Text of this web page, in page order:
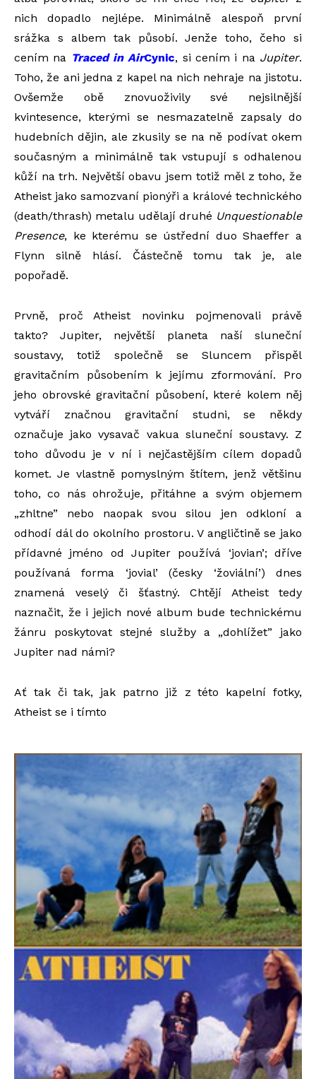
nich dopadlo nejlépe. Minimálně alespoň první
srážka s albem tak působí. Jenže toho, čeho si
cením na Traced in AirCynic, si cením i na Jupiter.
Toho, že ani jedna z kapel na nich nehraje na jistotu.
Ovšemže obě znovuoživily své nejsilnější
kvintesence, kterými se nesmazatelně zapsaly do
hudebních dějin, ale zkusily se na ně podívat okem
současným a minimálně tak vstupují s odhalenou
kůží na trh. Největší obavu jsem totiž měl z toho, že
Atheist jako samozvaní pionýři a králové technického
(death/thrash) metalu udělají druhé Unquestionable
Presence, ke kterému se ústřední duo Shaeffer a
Flynn silně hlásí. Částečně tomu tak je, ale
popořadě.
Prvně, proč Atheist novinku pojmenovali právě
takto? Jupiter, největší planeta naší sluneční
soustavy, totiž společně se Sluncem přispěl
gravitačním působením k jejímu zformování. Pro
jeho obrovské gravitační působení, které kolem něj
vytváří značnou gravitační studni, se někdy
označuje jako vysavač vakua sluneční soustavy. Z
toho důvodu je v ní i nejčastějším cílem dopadů
komet. Je vlastně pomyslným štítem, jenž většinu
toho, co nás ohrožuje, přitáhne a svým objemem
„zhltne” nebo naopak svou silou jen odkloní a
odhodí dál do okolního prostoru. V angličtině se jako
přídavné jméno od Jupiter používá ‘jovian’; dříve
používaná forma ‘jovial’ (česky ‘žoviální’) dnes
znamená veselý či šťastný. Chtějí Atheist tedy
naznačit, že i jejich nové album bude technickému
žánru poskytovat stejné služby a „dohlížet” jako
Jupiter nad námi?
Ať tak či tak, jak patrno již z této kapelní fotky,
Atheist se i tímto